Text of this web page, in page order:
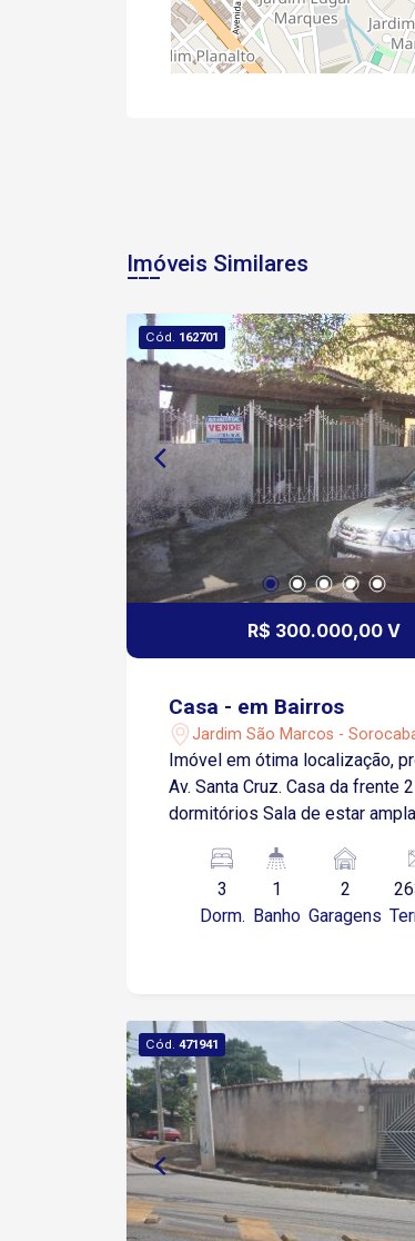
Imóveis Similares
Cód. 162701
R$ 300.000,00 V
Casa - em Bairros
Jardim São Marcos -
Imóvel em ótima localização,
Av. Santa Cruz. Casa da frente 2
dormitórios Sala de estar
Dormitório e banheiro Edícula com:
Dormitório Sala Cozinha
Pequeno quintal Toda em piso frio
3
Dorm.
1
Banho
2
Garagens
Cód. 471941